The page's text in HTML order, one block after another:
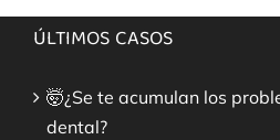
ÚLTIMOS CASOS
🤯¿Se te acumulan los
dental?